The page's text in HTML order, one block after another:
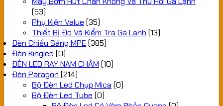
(53)
Phụ Kiện Value (35)
Thiết Bị Đo Và Kiểm Tra Ga Lạnh (13)
Đèn Chiếu Sáng MPE (385)
Đèn Kingled (0)
ĐÈN LED RAY NAM CHÂM (10)
Đèn Paragon (214)
Bộ Đèn Led Chụp Mica (0)
Bộ Đèn Led Tube (0)